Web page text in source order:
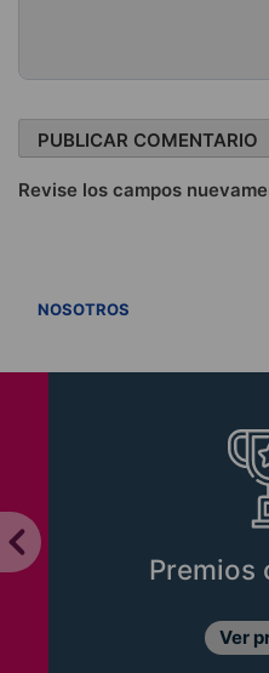
Revise los campos
NOSOTROS
Premios
Ver